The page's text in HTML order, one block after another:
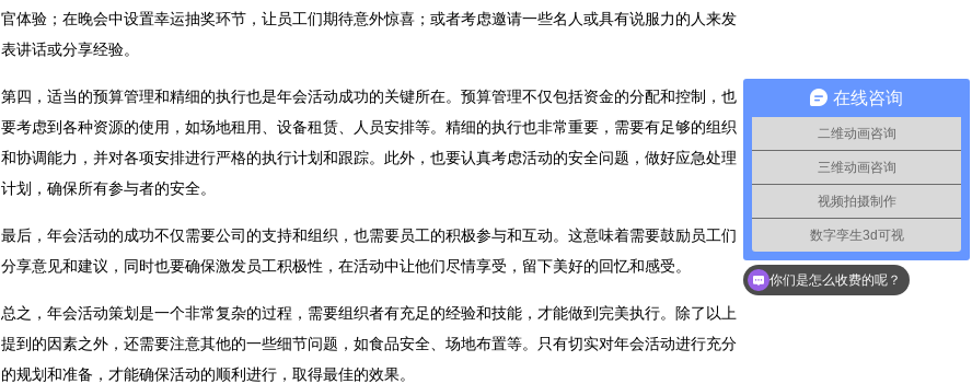
官体验；在晚会中设置幸运抽奖环节，让员工们期待意外惊喜；或者考虑邀请一些名人或具有说服力的人来发
表讲话或分享经验。
第四，适当的预算管理和精细的执行也是年会活动成功的关键所在。预算管理不仅包括资金的分配和控制，也
要考虑到各种资源的使用，如场地租用、设备租赁、人员安排等。精细的执行也非常重要，需要有足够的组织
和协调能力，并对各项安排进行严格的执行计划和跟踪。此外，也要认真考虑活动的安全问题，做好应急处理
计划，确保所有参与者的安全。
最后，年会活动的成功不仅需要公司的支持和组织，也需要员工的积极参与和互动。这意味着需要鼓励员工们
分享意见和建议，同时也要确保激发员工积极性，在活动中让他们尽情享受，留下美好的回忆和感受。
总之，年会活动策划是一个非常复杂的过程，需要组织者有充足的经验和技能，才能做到完美执行。除了以上
提到的因素之外，还需要注意其他的一些细节问题，如食品安全、场地布置等。只有切实对年会活动进行充分
的规划和准备，才能确保活动的顺利进行，取得最佳的效果。
在线咨询
二维动画咨询
三维动画咨询
视频拍摄制作
数字孪生3d可视
你们是怎么收费的呢？
如何联系你们